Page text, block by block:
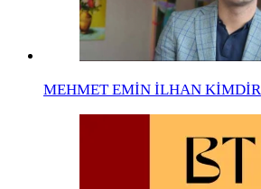
MEHMET EMİN İLHAN KİMDİR